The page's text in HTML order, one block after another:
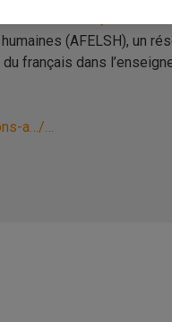
(AFELSH), un
français dans
a…/…